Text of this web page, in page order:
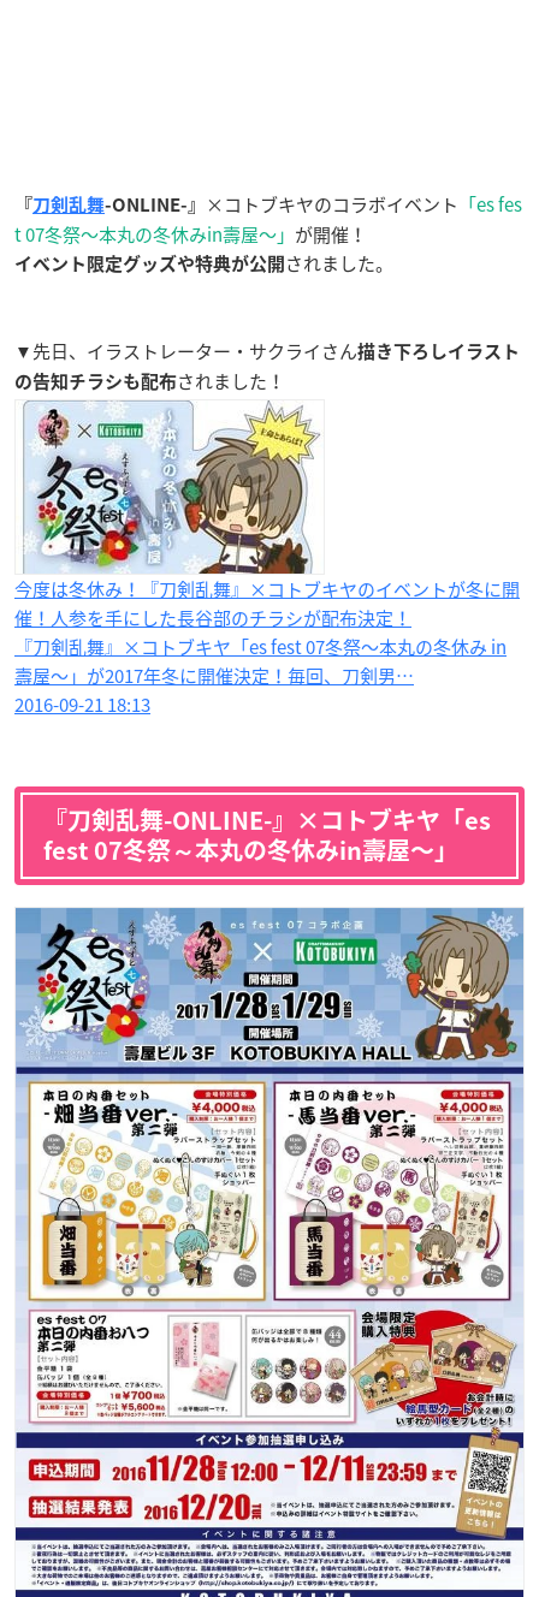
『刀剣乱舞-ONLINE-』 ×コトブキヤのコラボイベント 「es fes
t 07冬祭～本丸の冬休みin壽屋〜」 が開催！
イベント限定グッズや特典が公開 されました。
▼先日、イラストレーター・サクライさん描き下ろしイラスト
の告知チラシも配布されました！
今度は冬休み！『刀剣乱舞』×コトブキヤのイベントが冬に開
催！人参を手にした長谷部のチラシが配布決定！
『刀剣乱舞』×コトブキヤ「es fest 07冬祭～本丸の冬休み in
壽屋～」が2017年冬に開催決定！毎回、刀剣男…
2016-09-21 18:13
『刀剣乱舞-ONLINE-』×コトブキヤ「es
fest 07冬祭～本丸の冬休みin壽屋〜」